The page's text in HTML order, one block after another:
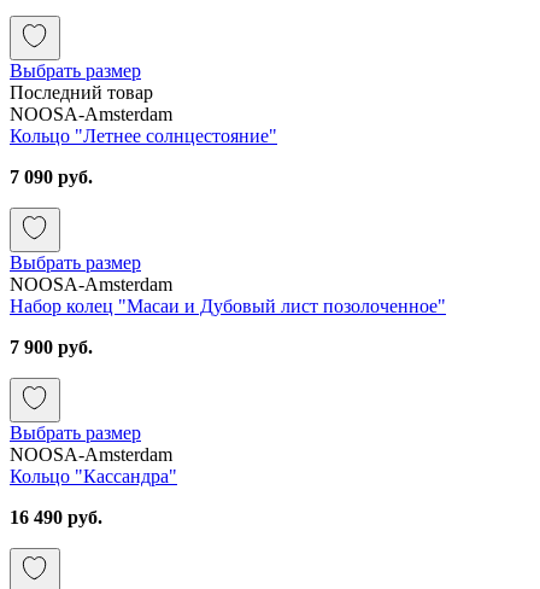
Выбрать размер
Последний товар
NOOSA-Amsterdam
Кольцо "Летнее солнцестояние"
7 090 руб.
Выбрать размер
NOOSA-Amsterdam
Набор колец "Масаи и Дубовый лист позолоченное"
7 900 руб.
Выбрать размер
NOOSA-Amsterdam
Кольцо "Кассандра"
16 490 руб.